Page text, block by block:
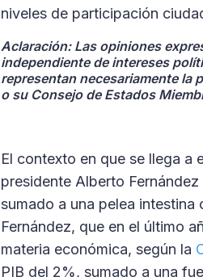
niveles de participación
Aclaración: Las opiniones
independiente de intereses
representan necesariamente la
o su Consejo de Estados
El contexto en que se llega a
presidente Alberto
sumado a una pelea
Fernández, que en el último
materia económica, según la
PIB del 2%, sumado a una